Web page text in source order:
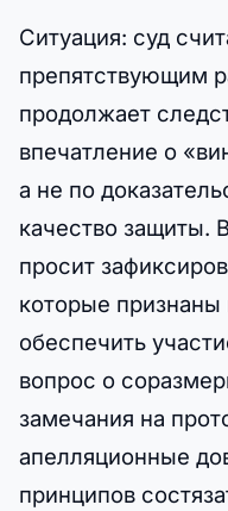
Ситуация: суд
препятствующим
продолжает
впечатление о
а не по
качество защиты.
просит
которые
обеспечить
вопрос о
замечания на
апелляционные
принципов